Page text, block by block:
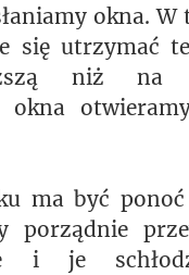
okna. W
się utrzymać
niż na
okna
ma być ponoć
porządnie
i je